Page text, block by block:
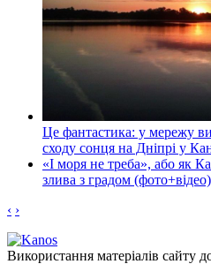
Це фантастика: у мережу
сходу сонця на Дніпрі у
«І моря не треба», або як
злива з градом (фото+відео)
‹ ›
Використання матеріалів сайту